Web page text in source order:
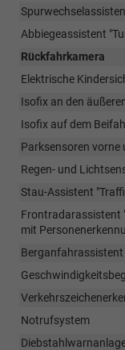
Abbiegeassistent
Rückfahrkamera
Elektrische
Isofix an den
Isofix auf dem
Parksensoren vorne
Regen- und
Stau-Assistent
Frontradarassistent
mit
Berganfahrassistent
Notrufsystem